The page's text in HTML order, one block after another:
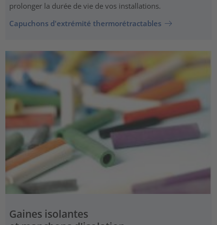
prolonger la durée de vie de vos installations.
Capuchons d'extrémité thermorétractables
Gaines isolantes